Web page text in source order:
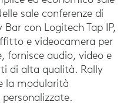
sale conferenze di
con Logitech Tap IP,
e videocamera per
fornisce audio, video e
di alta qualità. Rally
la modularità
personalizzate.